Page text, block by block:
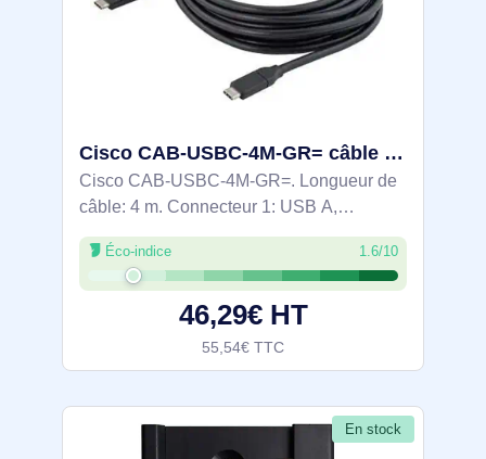
Cisco CAB-USBC-4M-GR= câble USB USB A Noir
Cisco CAB-USBC-4M-GR=. Longueur de
câble: 4 m. Connecteur 1: USB A,
Connecteur 2: USB A, Couleur du produit:
NoirÉco-indice 1.6/10
46,29€ HT
55,54€ TTC
En stock